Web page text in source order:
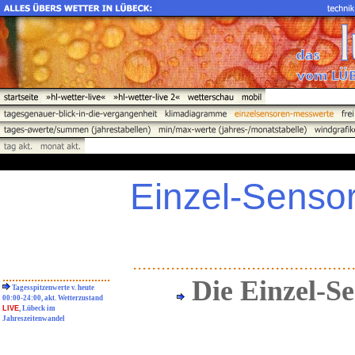
Einzel-
..................................
Tagesspitzenwerte v. heute
00:00-24:00, akt. Wetterzustand
LIVE , Lübeck im
Jahreszeitenwandel
Die Einzel-